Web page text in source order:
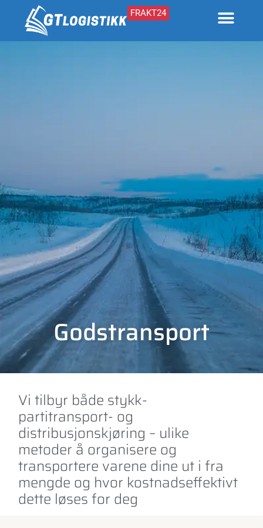
FRAKT24
Godstransport
Vi tilbyr både stykk-
partitransport- og
distribusjonskjøring – ulike
metoder å organisere og
transportere varene dine ut i fra
mengde og hvor kostnadseffektivt
dette løses for deg